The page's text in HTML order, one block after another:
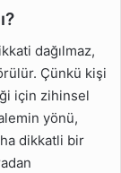
dağılmaz,
Çünkü kişi
için zihinsel
yönü,
dikkatli bir